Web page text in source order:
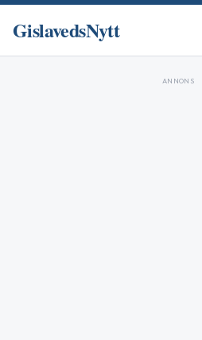
GislavedsNytt
ANNONS